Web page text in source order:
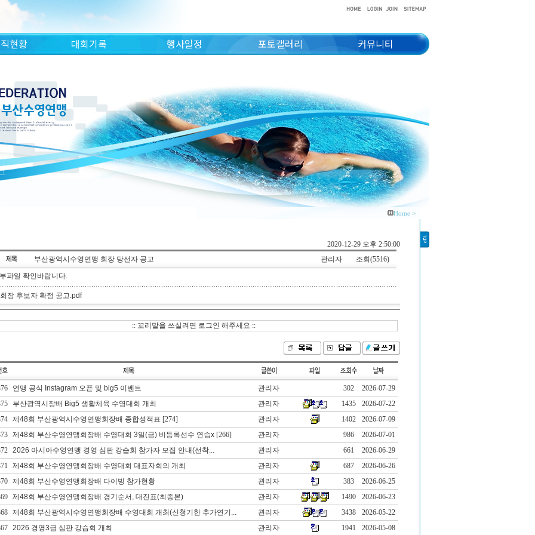
현황 대회기록 행사일정 포토갤러리 커뮤니티
Home >
2020-12-29 오후 2:50:00
부산광역시수영연맹 회장 당선자 공고
관리자
조회(5516)
파일 확인바랍니다.
장 후보자 확정 공고.pdf
:: 꼬리말을 쓰실려면 로그인 해주세요 ::
연맹 공식 Instagram 오픈 및 big5 이벤트 관리자 302
2026-07-29
부산광역시장배 Big5 생활체육 수영대회 개최 관리자 1435
2026-07-22
제48회 부산광역시수영연맹회장배 종합성적표 [274] 관리자 1402
2026-07-09
제48회 부산수영연맹회장배 수영대회 3일(금) 비등록선수 연습x[266] 관리자 986
2026-07-01
2026 아시아수영연맹 경영 심판 강습회 참가자 모집 안내(선착... 관리자 661
2026-06-29
제48회 부산수영연맹회장배 수영대회 대표자회의 개최 관리자 687
2026-06-26
제48회 부산수영연맹회장배 다이빙 참가현황 관리자 383
2026-06-25
제48회 부산수영연맹회장배 경기순서, 대진표(최종본) 관리자 1490
2026-06-23
제48회 부산광역시수영연맹회장배 수영대회 개최(신청기한 추가연기... 관리자 3438
2026-05-22
2026 경영3급 심판 강습회 개최 관리자 1941 2026-05-08